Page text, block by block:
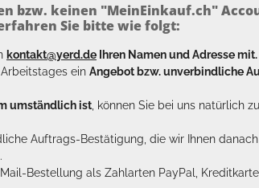
bzw. keinen "MeinEinkauf.ch"
Sie bitte wie folgt:
kontakt@yerd.de Ihren Namen und Adresse
ein Angebot bzw. unverbindliche
umständlich ist , können Sie bei uns natürlich
Auftrags-Bestätigung, die wir Ihnen
Bestellung als Zahlarten PayPal,